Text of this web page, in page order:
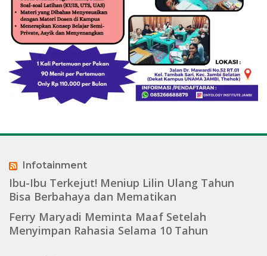
Infotainment
Ibu-Ibu Terkejut! Meniup Lilin Ulang Tahun
Bisa Berbahaya dan Mematikan
Ferry Maryadi Meminta Maaf Setelah
Menyimpan Rahasia Selama 10 Tahun